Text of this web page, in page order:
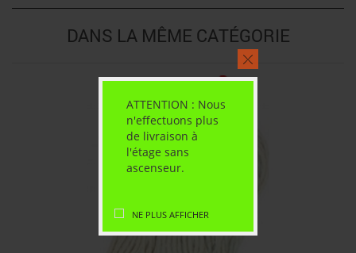
ATTENTION : Nous
n'effectuons plus
de livraison à
l'étage sans
ascenseur.
NE PLUS AFFICHER
DANS LA MÊME CATÉGORIE